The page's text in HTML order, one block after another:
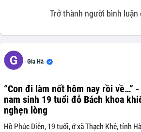
Trở thành người bình luận
Gia Hà
“Con đi làm nốt hôm nay rồi về…”
nam sinh 19 tuổi đỗ Bách khoa
nghẹn lòng
Hồ Phúc Diễn, 19 tuổi, ở xã Thạch Khê, tỉnh